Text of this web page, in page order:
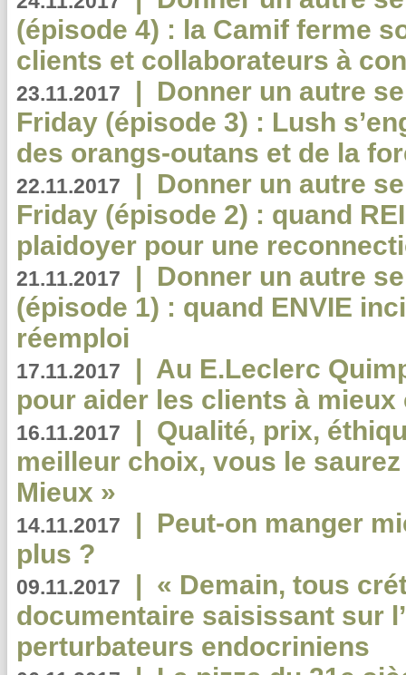
(épisode 4) : la Camif ferme
clients et collaborateurs à
23.11.2017 | Donner un autre
Friday (épisode 3) : Lush
des orangs-outans et de la
22.11.2017 | Donner un autre
Friday (épisode 2) : quand
plaidoyer pour une
21.11.2017 | Donner un autre
(épisode 1) : quand ENVIE
réemploi
17.11.2017 | Au E.Leclerc
pour aider les clients à
16.11.2017 | Qualité, prix,
meilleur choix, vous le
Mieux »
14.11.2017 | Peut-on manger
plus ?
09.11.2017 | « Demain, tous
documentaire saisissant sur
perturbateurs endocriniens